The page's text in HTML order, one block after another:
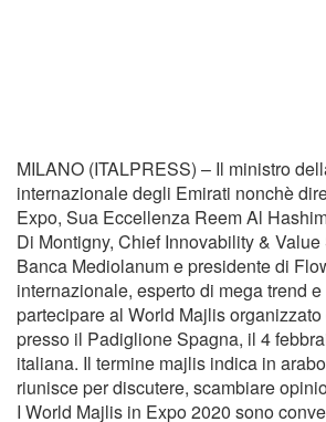
MILANO (ITALPRESS) – Il ministro
internazionale degli Emirati nonchè
Expo, Sua Eccellenza Reem Al
Di Montigny, Chief Innovability &
Banca Mediolanum e presidente di
internazionale, esperto di mega trend
partecipare al World Majlis
presso il Padiglione Spagna, il 4
italiana. Il termine majlis indica in
riunisce per discutere, scambiare
I World Majlis in Expo 2020 sono